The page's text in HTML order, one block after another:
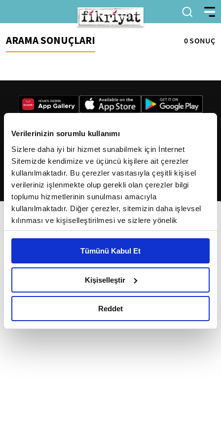
Verilerinizin sorumlu kullanımı
Sizlere daha iyi bir hizmet sunabilmek için İnternet
Sitemizde kendimize ve üçüncü kişilere ait çerezler
kullanılmaktadır. Bu çerezler vasıtasıyla çeşitli kişisel
verileriniz işlenmekte olup gerekli olan çerezler bilgi
toplumu hizmetlerinin sunulması amacıyla
kullanılmaktadır. Diğer çerezler, sitemizin daha işlevsel
kılınması ve kişiselleştirilmesi ve sizlere yönelik
reklam/pazarlama faaliyetlerinin yapılması, amaçlarıyla
Çerezlere ilişkin tercihlerinizi çerez paneli vasıtasıyla
belirleyebilirsiniz. Çerezlere ilişkin detaylı bilgi için
Ayarlar butonuna tıklayabilir,Çerez Bilgilendirme
Metnimizi ziyaret edebilirsiniz.
okumak ve sitemizi ziyaretiniz kapsamında
Tümünü Kabul Et
Kişiselleştir
Reddet
ARAMA SONUÇLARI 0 SONUÇ
2026Fikriyat. Tüm hakları saklıdır.